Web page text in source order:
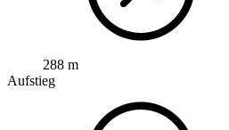
288 m
Aufstieg